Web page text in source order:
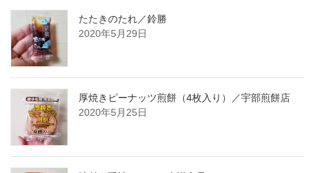
たたきのたれ／鈴勝
2020年5月29日
厚焼きピーナッツ煎餅（4枚入り）／宇部煎餅店
2020年5月25日